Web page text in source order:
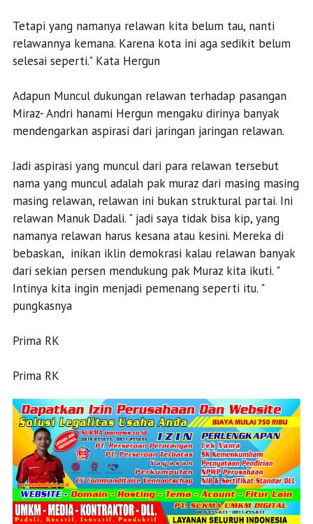
Tetapi yang namanya relawan kita belum tau, nanti
relawannya kemana. Karena kota ini aga sedikit belum
selesai seperti." Kata Hergun
Adapun Muncul dukungan relawan terhadap pasangan
Miraz- Andri hanami Hergun mengaku dirinya banyak
mendengarkan aspirasi dari jaringan jaringan relawan.
Jadi aspirasi yang muncul dari para relawan tersebut
nama yang muncul adalah pak muraz dari masing masing
masing relawan, relawan ini bukan struktural partai. Ini
relawan Manuk Dadali. " jadi saya tidak bisa kip, yang
namanya relawan harus kesana atau kesini. Mereka di
bebaskan, inikan iklin demokrasi kalau relawan banyak
dari sekian persen mendukung pak Muraz kita ikuti. "
Intinya kita ingin menjadi pemenang seperti itu. "
pungkasnya
Prima RK
Prima RK